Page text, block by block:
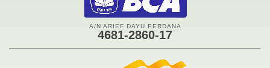
A/N ARIEF DAYU PERDANA
4681-2860-17